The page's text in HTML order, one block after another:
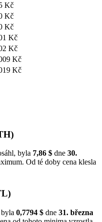
Kč
Kč
Kč
Kč
Kč
Kč
Kč
byla 7,86 $ dne 30.
Od té doby cena klesla
byla 0,7794 $ dne 31. března